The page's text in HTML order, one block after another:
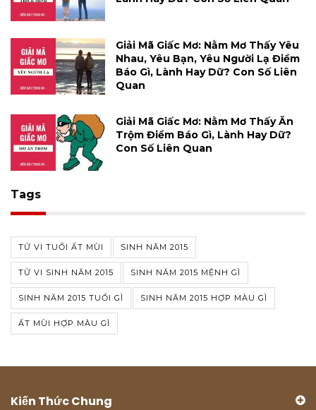
Giải Mã Giấc Mơ: Nằm Mơ Thấy Yêu
Nhau, Yêu Bạn, Yêu Người Lạ Điềm
Báo Gì, Lành Hay Dữ? Con Số Liên
Quan
Giải Mã Giấc Mơ: Nằm Mơ Thấy Ăn
Trộm Điềm Báo Gì, Lành Hay Dữ?
Con Số Liên Quan
Tags
TỬ VI TUỔI ẤT MÙI SINH NĂM 2015
TỬ VI SINH NĂM 2015 SINH NĂM 2015 MỆNH GÌ
SINH NĂM 2015 TUỔI GÌ SINH NĂM 2015 HỢP MÀU GÌ
ẤT MÙI HỢP MÀU GÌ
Kiến Thức Chung